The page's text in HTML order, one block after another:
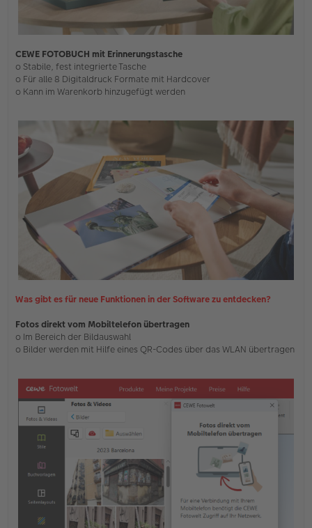
CEWE FOTOBUCH mit Erinnerungstasche
o Stabile, fest integrierte Tasche
o Für alle 8 Digitaldruck Formate mit Hardcover
o Kann im Warenkorb hinzugefügt werden
Was gibt es für neue Funktionen in der Software zu entdecken?
Fotos direkt vom Mobiltelefon übertragen
o Im Bereich der Bildauswahl
o Bilder werden mit Hilfe eines QR-Codes über das WLAN übertragen